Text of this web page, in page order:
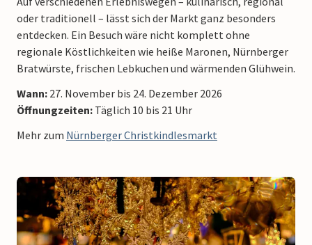
oder traditionell – lässt sich der Markt ganz besonders
entdecken. Ein Besuch wäre nicht komplett ohne
regionale Köstlichkeiten wie heiße Maronen, Nürnberger
Bratwürste, frischen Lebkuchen und wärmenden Glühwein.
Wann: 27. November bis 24. Dezember 2026
Öffnungzeiten: Täglich 10 bis 21 Uhr
Mehr zum Nürnberger Christkindlesmarkt